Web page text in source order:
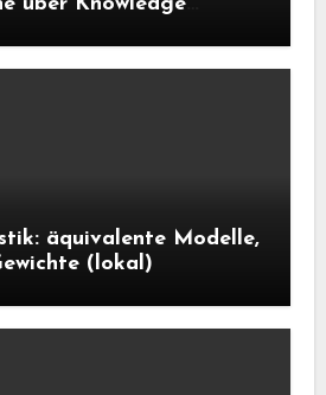
äquivalente Modelle,
(lokal)